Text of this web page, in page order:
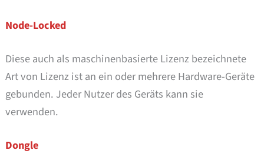
Node-Locked
Diese auch als maschinenbasierte Lizenz bezeichnete
Art von Lizenz ist an ein oder mehrere Hardware-Geräte
gebunden. Jeder Nutzer des Geräts kann sie
verwenden.
Dongle